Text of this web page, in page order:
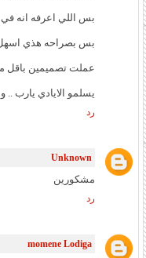
بس اللي اعرفه انه
بس بصراحه هذي اسهل
عملت تصميمين
يسلمو الايادي يارب ..
رد
Unknown
مشكورين
رد
momene Lodiga